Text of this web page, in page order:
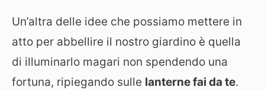
Un’altra delle idee che possiamo mettere in
atto per abbellire il nostro giardino è quella
di illuminarlo magari non spendendo una
fortuna, ripiegando sulle lanterne fai da te.